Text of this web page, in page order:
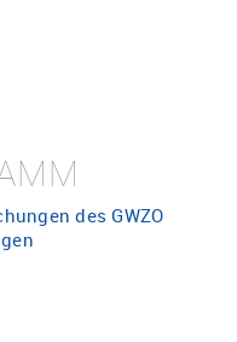
des GWZO